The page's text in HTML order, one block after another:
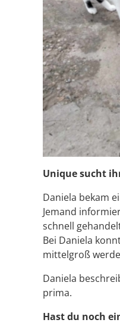
Unique sucht
Daniela bekam
Jemand
schnell
Bei Daniela
mittelgroß
Daniela
prima.
Hast du noch